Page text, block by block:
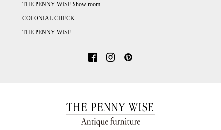
THE PENNY WISE Show room
COLONIAL CHECK
THE PENNY WISE